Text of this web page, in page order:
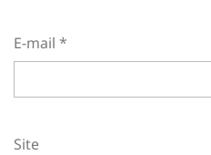
E-mail *
Site